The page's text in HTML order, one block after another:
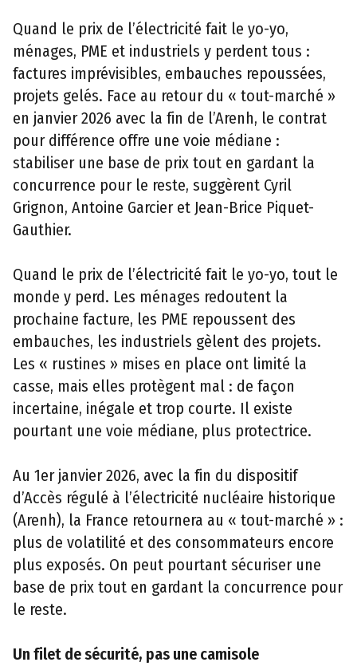
Quand le prix de l’électricité fait le yo-yo,
ménages, PME et industriels y perdent tous :
factures imprévisibles, embauches repoussées,
projets gelés. Face au retour du « tout-marché »
en janvier 2026 avec la fin de l’Arenh, le contrat
pour différence offre une voie médiane :
stabiliser une base de prix tout en gardant la
concurrence pour le reste, suggèrent Cyril
Grignon, Antoine Garcier et Jean-Brice Piquet-
Gauthier.
Quand le prix de l’électricité fait le yo-yo, tout le
monde y perd. Les ménages redoutent la
prochaine facture, les PME repoussent des
embauches, les industriels gèlent des projets.
Les « rustines » mises en place ont limité la
casse, mais elles protègent mal : de façon
incertaine, inégale et trop courte. Il existe
pourtant une voie médiane, plus protectrice.
Au 1er janvier 2026, avec la fin du dispositif
d’Accès régulé à l’électricité nucléaire historique
(Arenh), la France retournera au « tout-marché » :
plus de volatilité et des consommateurs encore
plus exposés. On peut pourtant sécuriser une
base de prix tout en gardant la concurrence pour
le reste.
Un filet de sécurité, pas une camisole